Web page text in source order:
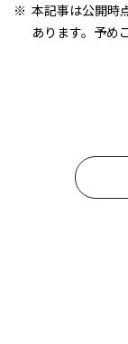
本記事は公開時
あります。予め